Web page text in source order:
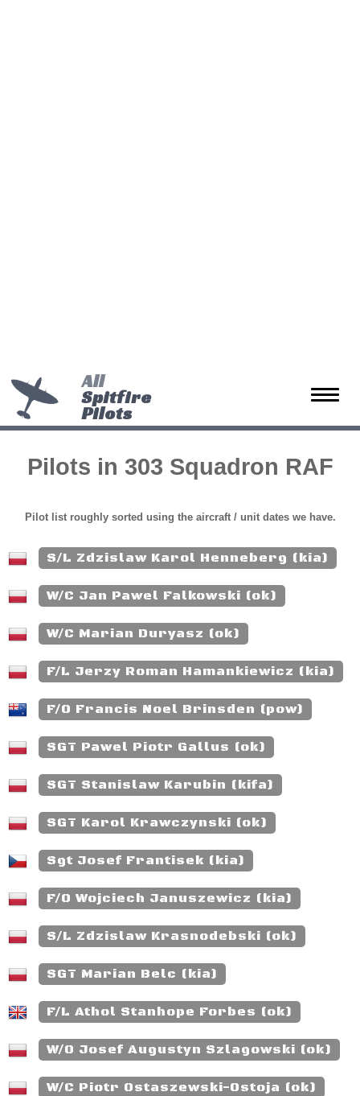
Toggle
All
Spitfire
Pilots
Pilots in 303 Squadron RAF
Pilot list roughly sorted using the aircraft / unit dates we have.
S/L Zdzislaw Karol Henneberg (kia)
W/C Jan Pawel Falkowski (ok)
W/C Marian Duryasz (ok)
F/L Jerzy Roman Hamankiewicz (kia)
F/O Francis Noel Brinsden (pow)
SGT Pawel Piotr Gallus (ok)
SGT Stanislaw Karubin (kifa)
SGT Karol Krawczynski (ok)
Sgt Josef Frantisek (kia)
F/O Wojciech Januszewicz (kia)
S/L Zdzislaw Krasnodebski (ok)
SGT Marian Belc (kia)
F/L Athol Stanhope Forbes (ok)
W/O Josef Augustyn Szlagowski (ok)
W/C Piotr Ostaszewski-Ostoja (ok)